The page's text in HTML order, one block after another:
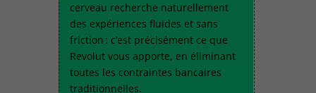
cerveau recherche naturellement
des expériences fluides et sans
friction : c’est précisément ce que
Revolut vous apporte, en éliminant
toutes les contraintes bancaires
traditionnelles.